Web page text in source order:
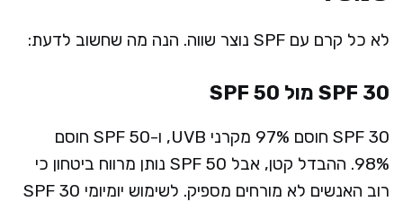
לא כל קרם עם SPF נוצר שווה. הנה מה שחשוב לדעת:
SPF 30 מול SPF 50
SPF 30 חוסם 97% מקרני UVB, ו-SPF 50 חוסם
98%. ההבדל קטן, אבל SPF 50 נותן מרווח ביטחון כי
רוב האנשים לא מורחים מספיק. לשימוש יומיומי SPF 30